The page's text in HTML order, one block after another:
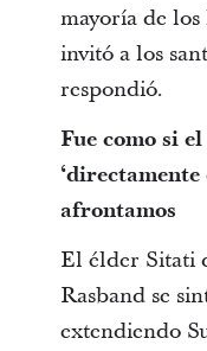
mayoría de
invitó a los
respondió.
Fue como si
‘directamente
afrontamos
El élder Sitati
Rasband se
extendiendo